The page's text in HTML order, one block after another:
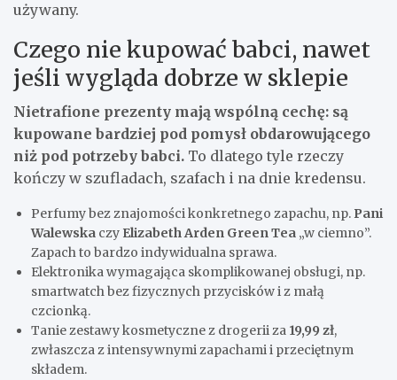
używany.
Czego nie kupować babci, nawet
jeśli wygląda dobrze w sklepie
Nietrafione prezenty mają wspólną cechę: są
kupowane bardziej pod pomysł obdarowującego
niż pod potrzeby babci. To dlatego tyle rzeczy
kończy w szufladach, szafach i na dnie kredensu.
Perfumy bez znajomości konkretnego zapachu, np. Pani
Walewska czy Elizabeth Arden Green Tea „w ciemno”.
Zapach to bardzo indywidualna sprawa.
Elektronika wymagająca skomplikowanej obsługi, np.
smartwatch bez fizycznych przycisków i z małą
czcionką.
Tanie zestawy kosmetyczne z drogerii za 19,99 zł,
zwłaszcza z intensywnymi zapachami i przeciętnym
składem.